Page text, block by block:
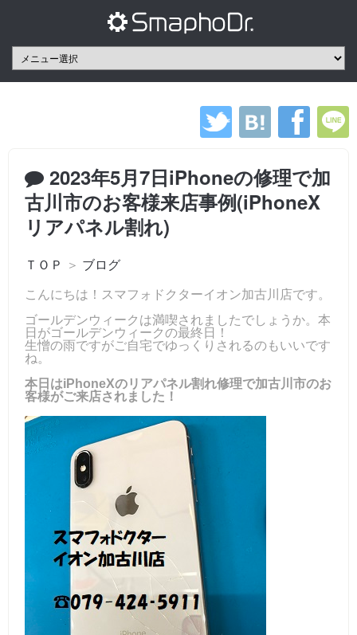
2023年5月7日iPhoneの修理で加
古川市のお客様来店事例(iPhoneX
リアパネル割れ)
ＴＯＰ ＞ ブログ
こんにちは！スマフォドクターイオン加古川店です。
ゴールデンウィークは満喫されましたでしょうか。本
日がゴールデンウィークの最終日！
生憎の雨ですがご自宅でゆっくりされるのもいいです
ね。
本日はiPhoneXのリアパネル割れ修理で加古川市のお
客様がご来店されました！